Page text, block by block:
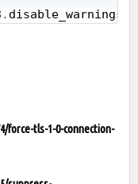
. disable_warnings
force-tls-1-0-connection-